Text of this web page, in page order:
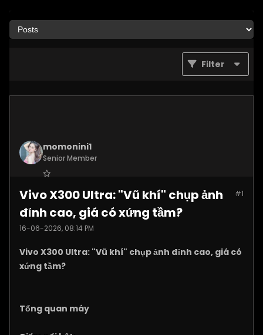
Filter
momonini1
Senior Member
Posts: 5399 #1
Vivo X300 Ultra: "Vũ khí" chụp ảnh
đỉnh cao, giá có xứng tầm?
16-06-2026, 08:14 PM
Vivo X300 Ultra: "Vũ khí" chụp ảnh đỉnh cao, giá có
xứng tầm?
Tổng quan máy